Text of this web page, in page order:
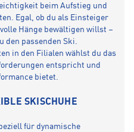
beim Aufstieg und
Egal, ob du als Einsteiger
Hänge bewältigen willst –
den passenden Ski.
in den Filialen wählst du das
entspricht und
bietet.
SKISCHUHE
für dynamische